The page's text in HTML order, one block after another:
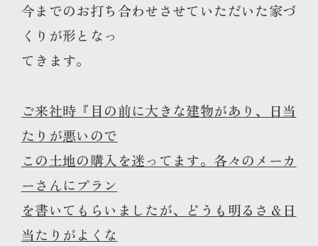
今までのお打ち合わせさせていただいた家づ
くりが形となっ
てきます。
ご来社時『目の前に大きな建物があり、日当
たりが悪いので
この土地の購入を迷ってます。各々のメーカ
ーさんにプラン
を書いてもらいましたが、どうも明るさ＆日
当たりがよくな